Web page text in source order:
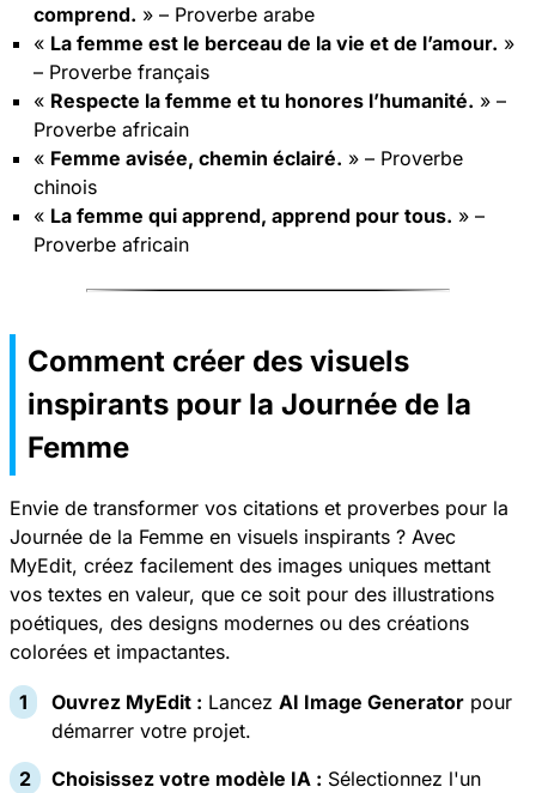
comprend. » – Proverbe arabe
« La femme est le berceau de la vie et de l’amour. »
– Proverbe français
« Respecte la femme et tu honores l’humanité. » –
Proverbe africain
« Femme avisée, chemin éclairé. » – Proverbe
chinois
« La femme qui apprend, apprend pour tous. » –
Proverbe africain
Comment créer des visuels
inspirants pour la Journée de la
Femme
Envie de transformer vos citations et proverbes pour la
Journée de la Femme en visuels inspirants ? Avec
MyEdit, créez facilement des images uniques mettant
vos textes en valeur, que ce soit pour des illustrations
poétiques, des designs modernes ou des créations
colorées et impactantes.
Ouvrez MyEdit : Lancez AI Image Generator pour
démarrer votre projet.
Choisissez votre modèle IA : Sélectionnez l'un